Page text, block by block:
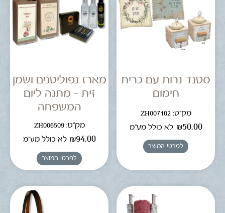
סטנד נרות עם כרית
חימום
מק"ט: ZH007102
₪50.00 לא כולל מע"מ
לפרטי המוצר
מארז נפוליטנים ושמן
זית – מתנה ליום
המשפחה
מק"ט: ZH006509
₪94.00 לא כולל מע"מ
לפרטי המוצר